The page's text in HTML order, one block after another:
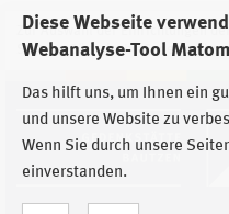
Diese Webseite
Webanalyse-Tool
Das hilft uns, um Ihnen ein
und unsere Website zu
Wenn Sie durch unsere
einverstanden.
Zur Auswahl der Einrichtungen
Stiftung Sächsische